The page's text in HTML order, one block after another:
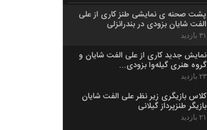
پشت صحنه ی نمایشی طنز کاری از علی
الفت شایان بزودی در بندرانزلی
۳۱ بازدید
نمایش جدید کاری از علی الفت شایان و
گروه هنری گیله‌وا بزودی...
۲۳ بازدید
کلاس بازیگری زیر نظر علی الفت شایان
بازیگر طنزپرداز گیلانی
۲۱ بازدید